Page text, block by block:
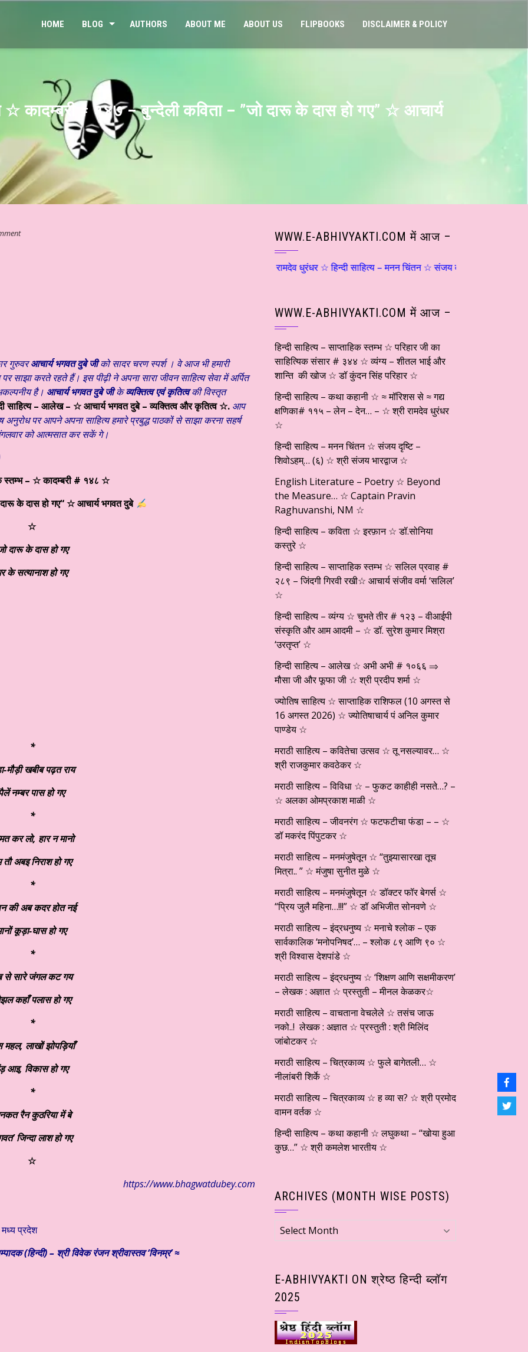
HOME BLOG AUTHORS ABOUT ME ABOUT US FLIPBOOKS DISCLAIMER & POLICY
☆ कादम्बरी # १४७ – बुन्देली कविता – ”जो दारू के दास हो गए” ☆ आचार्य
गुरुवरआचार्य भगवत दुबे जीको सादर चरण स्पर्श । वे आज भी हमारी
करते रहते हैं। इस पीढ़ी ने अपना सारा जीवन साहित्य सेवा में अर्पित
है। आचार्य भगवत दुबे जीकेव्यक्तित्व एवं कृतित्वकी विस्तृत
साहित्य – आलेख – ☆ आचार्य भगवत दुबे – व्यक्तित्व और कृतित्व ☆. आप
अनुरोध पर आपने अपना साहित्य हमारे प्रबुद्ध पाठकों से साझा करना सहर्ष
को आत्मसात कर सकें गे।
स्तम्भ – ☆ कादम्बरी # १४८ ☆
के दास हो गए“☆ आचार्य भगवत दुबे
☆
दारू के दास हो गए
के सत्यानाश हो गए
*
मौड़ी खबीब पढ़त राय
पैलें नम्बर पास हो गए
*
कर लो, हार न मानो
तौ अबइ निराश हो गए
*
की अब कदर होत नई
कूड़ा-घास हो गए
*
से सारे जंगल कट गय
कहाँ पलास हो गए
*
महल, लाखों झोपड़ियाँ
आइ, विकास हो गए
*
रैन कुठरिया में बे
जिन्दा लाश हो गए
☆
https://www.bhagwatdubey.com
प्रदेश
(हिन्दी) – श्री विवेक रंजन श्रीवास्तव ‘विनम्र’ ≈
WWW.E-ABHIVYAKTI.COM में आज –
कथा कहानी ☆ ≈ मॉरिशस से ≈ गद्य क्षणिका# ११५ – लेन – देन… – ☆ श्री रामदेव धुरंधर ☆ हिन्दी साहित्य – मनन चिंतन ☆ संजय दृष्टि –
WWW.E-ABHIVYAKTI.COM में आज –
हिन्दी साहित्य – साप्ताहिक स्तम्भ ☆ परिहार जी का
साहित्यिक संसार # ३४४ ☆ व्यंग्य – शीतल भाई और
शान्ति की खोज ☆ डॉ कुंदन सिंह परिहार ☆
हिन्दी साहित्य – कथा कहानी ☆ ≈ मॉरिशस से ≈ गद्य
क्षणिका# ११५ – लेन – देन… – ☆ श्री रामदेव धुरंधर
☆
हिन्दी साहित्य – मनन चिंतन ☆ संजय दृष्टि –
शिवोऽहम्… (६) ☆ श्री संजय भारद्वाज ☆
English Literature – Poetry ☆ Beyond
the Measure… ☆ Captain Pravin
Raghuvanshi, NM ☆
हिन्दी साहित्य – कविता ☆ इरफ़ान ☆ डॉ.सोनिया
कस्तुरे ☆
हिन्दी साहित्य – साप्ताहिक स्तम्भ ☆ सलिल प्रवाह #
२८९ – जिंदगी गिरवी रखी☆ आचार्य संजीव वर्मा ‘सलिल’
☆
हिन्दी साहित्य – व्यंग्य ☆ चुभते तीर # १२३ – वीआईपी
संस्कृति और आम आदमी – ☆ डॉ. सुरेश कुमार मिश्रा
‘उरतृप्त’ ☆
हिन्दी साहित्य – आलेख ☆ अभी अभी # १०६६ ⇒
मौसा जी और फूफा जी ☆ श्री प्रदीप शर्मा ☆
ज्योतिष साहित्य ☆ साप्ताहिक राशिफल (10 अगस्त से
16 अगस्त 2026) ☆ ज्योतिषाचार्य पं अनिल कुमार
पाण्डेय ☆
मराठी साहित्य – कवितेचा उत्सव ☆ तू नसल्यावर… ☆
श्री राजकुमार कवठेकर ☆
मराठी साहित्य – विविधा ☆ – फुकट काहीही नसते…? –
☆ अलका ओमप्रकाश माळी ☆
मराठी साहित्य – जीवनरंग ☆ फटफटीचा फंडा – – ☆
डॉ मकरंद पिंपुटकर ☆
मराठी साहित्य – मनमंजुषेतून ☆ “तुझ्यासारखा तूच
मित्रा.. ” ☆ मंजुषा सुनीत मुळे ☆
मराठी साहित्य – मनमंजुषेतून ☆ डॉक्टर फॉर बेगर्स ☆
“प्रिय जुलै महिना…!!!” ☆ डॉ अभिजीत सोनवणे ☆
मराठी साहित्य – इंद्रधनुष्य ☆ मनाचे श्लोक – एक
सार्वकालिक ‘मनोपनिषद’… – श्लोक ८९ आणि ९० ☆
श्री विश्वास देशपांडे ☆
मराठी साहित्य – इंद्रधनुष्य ☆ ‘शिक्षण आणि सक्षमीकरण’
– लेखक : अज्ञात ☆ प्रस्तुती – मीनल केळकर☆
मराठी साहित्य – वाचताना वेचलेले ☆ तसंच जाऊ
नको..! लेखक : अज्ञात ☆ प्रस्तुती : श्री मिलिंद
जांबोटकर ☆
मराठी साहित्य – चित्रकाव्य ☆ फुले बागेतली… ☆
नीलांबरी शिर्के ☆
मराठी साहित्य – चित्रकाव्य ☆ ह व्या स? ☆ श्री प्रमोद
वामन वर्तक ☆
हिन्दी साहित्य – कथा कहानी ☆ लघुकथा – “खोया हुआ
कुछ…” ☆ श्री कमलेश भारतीय ☆
ARCHIVES (MONTH WISE POSTS)
Archives
(Month
E-ABHIVYAKTI ON श्रेष्ठ हिन्दी ब्लॉग
2025